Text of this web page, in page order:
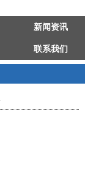
新闻资讯
联系我们